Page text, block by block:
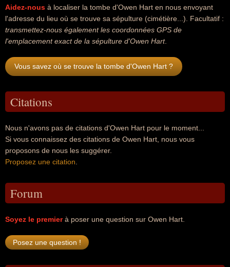
Aidez-nous à localiser la tombe d'Owen Hart en nous envoyant
l'adresse du lieu où se trouve sa sépulture (cimétière...). Facultatif :
transmettez-nous également les coordonnées GPS de
l'emplacement exact de la sépulture d'Owen Hart.
Vous savez où se trouve la tombe d'Owen Hart ?
Citations
Nous n'avons pas de citations d'Owen Hart pour le moment...
Si vous connaissez des citations de Owen Hart, nous vous
proposons de nous les suggérer.
Proposez une citation
Forum
Soyez le premierà poser une question sur Owen Hart.